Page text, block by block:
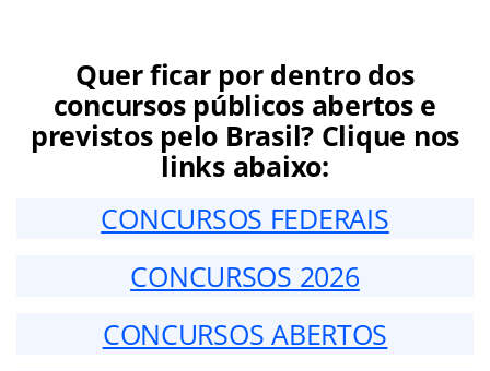
Quer ficar por dentro dos
concursos públicos abertos e
previstos pelo Brasil? Clique nos
links abaixo:
CONCURSOS FEDERAIS
CONCURSOS 2026
CONCURSOS ABERTOS